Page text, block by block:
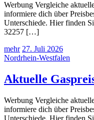
Werbung Vergleiche
informiere dich über
Unterschiede. Hier finden
32257 […]
mehr 27. Juli 2026
Nordrhein-Westfalen
Aktuelle
Werbung Vergleiche
informiere dich über
Unterschiede. Hier finden